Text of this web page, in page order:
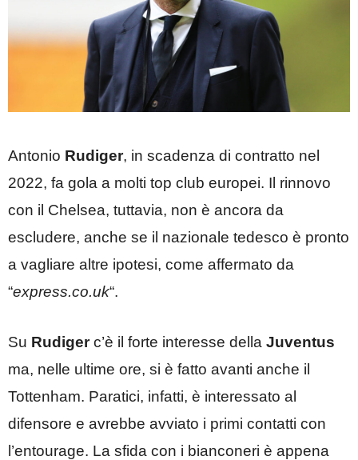
Antonio Rudiger, in scadenza di contratto nel
2022, fa gola a molti top club europei. Il rinnovo
con il Chelsea, tuttavia, non è ancora da
escludere, anche se il nazionale tedesco è pronto
a vagliare altre ipotesi, come affermato da
“express.co.uk“.
Su Rudigerc’è il forte interesse della Juventus
ma, nelle ultime ore, si è fatto avanti anche il
Tottenham. Paratici, infatti, è interessato al
difensore e avrebbe avviato i primi contatti con
l’entourage. La sfida con i bianconeri è appena